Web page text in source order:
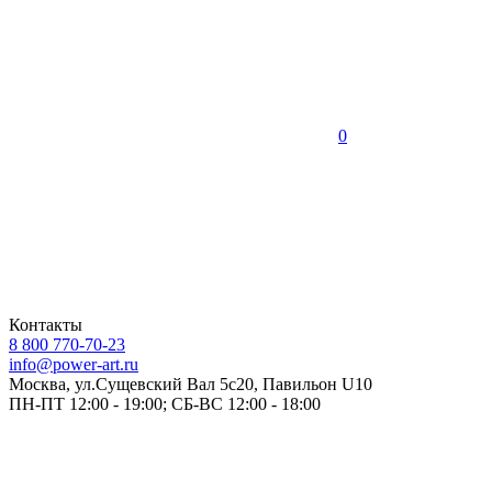
0
Контакты
8 800 770-70-23
info@power-art.ru
Москва, ул.Сущевский Вал 5с20, Павильон U10
ПН-ПТ 12:00 - 19:00; СБ-ВС 12:00 - 18:00